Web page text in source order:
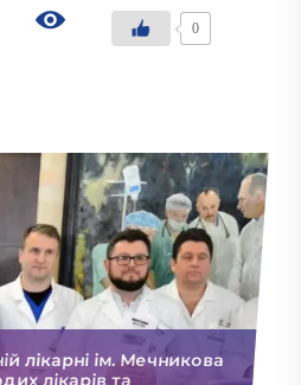
0
лікарні ім. Мечникова
лікарів та